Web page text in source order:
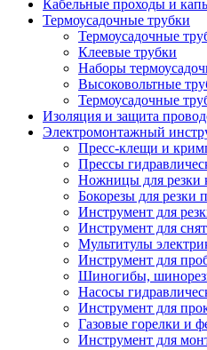
Кабельные проходы и
Термоусадочные трубки
Термоусадочные
Клеевые трубки
Наборы
Высоковольтные
Термоусадочные
Изоляция и защита
Электромонтажный
Пресс-клещи и
Прессы
Ножницы для резки
Бокорезы для резки
Инструмент для
Инструмент для
Мультитулы
Инструмент для
Шиногибы,
Насосы
Инструмент для
Газовые горелки и
Инструмент для